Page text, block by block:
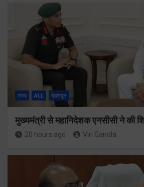
राज्य ALL देहरादून
मुख्यमंत्री से महानिदेशक एनसीसी ने की
20 hours ago Viri Gairola